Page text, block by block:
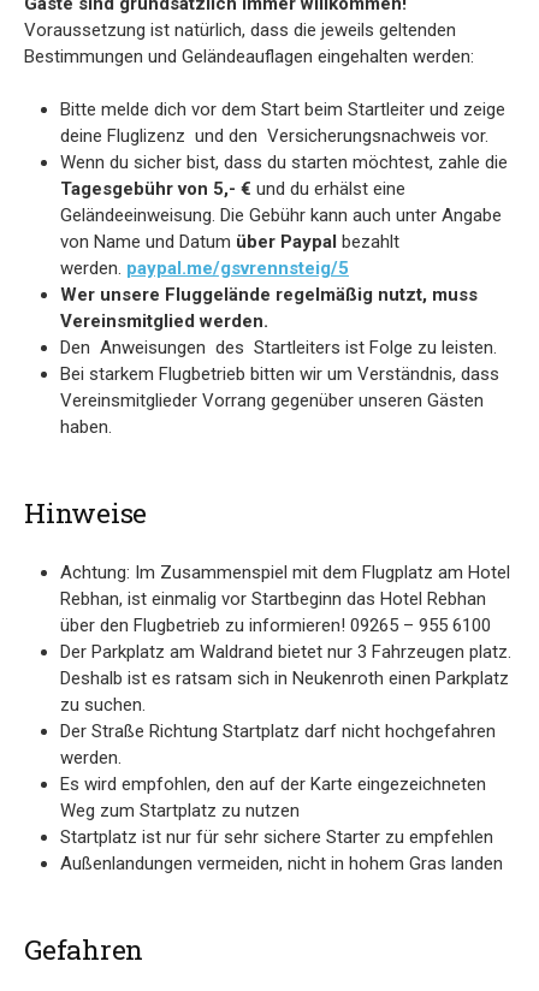
Voraussetzung ist natürlich, dass die jeweils geltenden
Bestimmungen und Geländeauflagen eingehalten werden:
Bitte melde dich vor dem Start beim Startleiter und zeige
deine Fluglizenz und den Versicherungsnachweis vor.
Wenn du sicher bist, dass du starten möchtest, zahle die
Tagesgebühr von 5,- € und du erhälst eine
Geländeeinweisung. Die Gebühr kann auch unter Angabe
von Name und Datum über Paypal bezahlt
werden. paypal.me/gsvrennsteig/5
Wer unsere Fluggelände regelmäßig nutzt, muss
Vereinsmitglied werden.
Den Anweisungen des Startleiters ist Folge zu leisten.
Bei starkem Flugbetrieb bitten wir um Verständnis, dass
Vereinsmitglieder Vorrang gegenüber unseren Gästen
haben.
Hinweise
Achtung: Im Zusammenspiel mit dem Flugplatz am Hotel
Rebhan, ist einmalig vor Startbeginn das Hotel Rebhan
über den Flugbetrieb zu informieren! 09265 – 955 6100
Der Parkplatz am Waldrand bietet nur 3 Fahrzeugen platz.
Deshalb ist es ratsam sich in Neukenroth einen Parkplatz
zu suchen.
Der Straße Richtung Startplatz darf nicht hochgefahren
werden.
Es wird empfohlen, den auf der Karte eingezeichneten
Weg zum Startplatz zu nutzen
Startplatz ist nur für sehr sichere Starter zu empfehlen
Außenlandungen vermeiden, nicht in hohem Gras landen
Gefahren